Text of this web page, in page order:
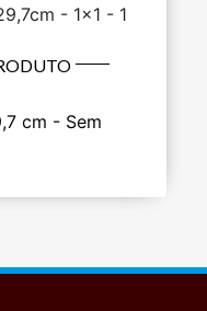
- 1x1 - 1
cm - Sem